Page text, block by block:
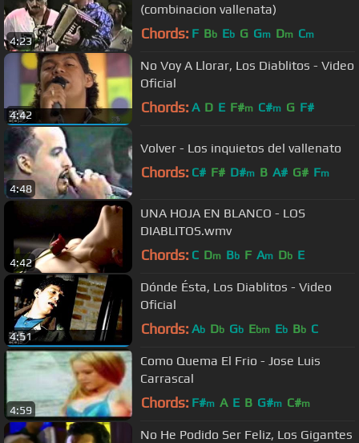
4:23
(combinacion vallenata)
Chords: F Bb Eb G Gm Dm Cm
4:42
No Voy A Llorar, Los Diablitos - Video
Oficial
Chords: A D E F#m C#m G F#
4:48
Volver - Los inquietos del vallenato
Chords: C# F# D#m B A# G# Fm
4:42
UNA HOJA EN BLANCO - LOS
DIABLITOS.wmv
Chords: C Dm Bb F Am Db E
4:51
Dónde Ésta, Los Diablitos - Video
Oficial
Chords: Ab Db Gb Ebm Eb Bb C
4:59
Como Quema El Frio - Jose Luis
Carrascal
Chords: F#m A E B G#m C#m
No He Podido Ser Feliz, Los Gigantes